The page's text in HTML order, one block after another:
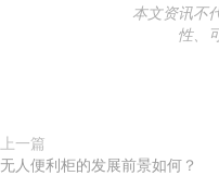
本文资讯不
性、
上一篇
无人便利柜的发展前景如何？